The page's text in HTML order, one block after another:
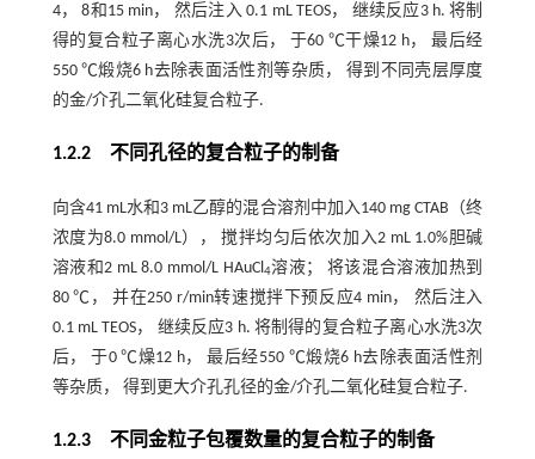
4， 8和15 min， 然后注入 0.1 mL TEOS， 继续反应3 h. 将制
得的复合粒子离心水洗3次后， 于60 ℃干燥12 h， 最后经
550 ℃煅烧6 h去除表面活性剂等杂质， 得到不同壳层厚度
的金/介孔二氧化硅复合粒子.
1.2.2 不同孔径的复合粒子的制备
向含41 mL水和3 mL乙醇的混合溶剂中加入140 mg CTAB（终
浓度为8.0 mmol/L）， 搅拌均匀后依次加入2 mL 1.0%胆碱
溶液和2 mL 8.0 mmol/L HAuCl 4溶液； 将该混合溶液加热到
80 ℃， 并在250 r/min转速搅拌下预反应4 min， 然后注入
0.1 mL TEOS， 继续反应3 h. 将制得的复合粒子离心水洗3次
后， 于0 ℃燥12 h， 最后经550 ℃煅烧6 h去除表面活性剂
等杂质， 得到更大介孔孔径的金/介孔二氧化硅复合粒子.
1.2.3 不同金粒子包覆数量的复合粒子的制备